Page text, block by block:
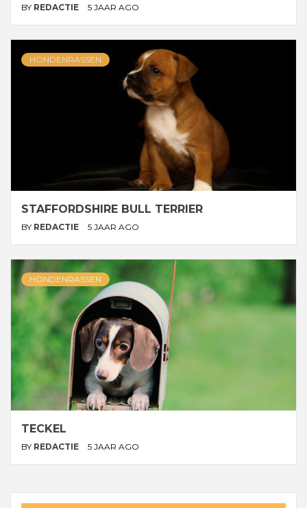
BY REDACTIE 5 JAAR AGO
HONDENRASSEN
STAFFORDSHIRE BULL TERRIER
BY REDACTIE 5 JAAR AGO
HONDENRASSEN
TECKEL
BY REDACTIE 5 JAAR AGO